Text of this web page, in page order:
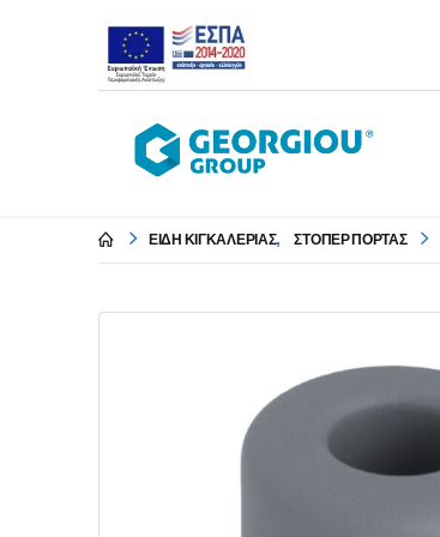
ΕΙΔΗ ΚΙΓΚΑΛΕΡΙΑΣ, ΣΤΟΠΕΡ ΠΟΡΤΑΣ